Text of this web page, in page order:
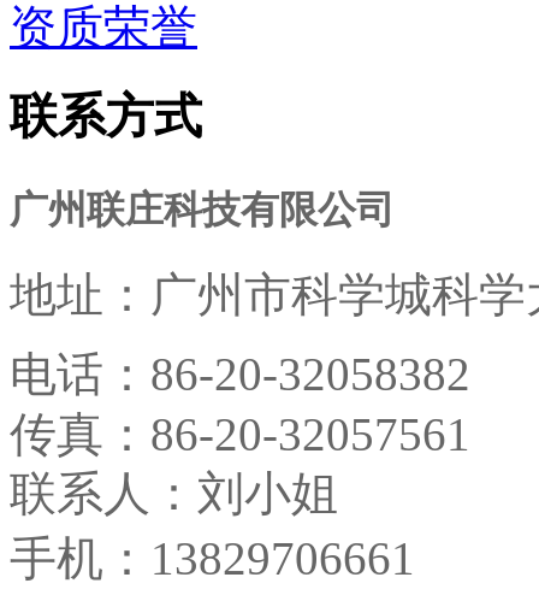
资质荣誉
联系方式
广州联庄科技有限公司
地址： 广州市科学城科
电话： 86-20-32058382
传真： 86-20-32057561
联系人：刘小姐
手机：13829706661